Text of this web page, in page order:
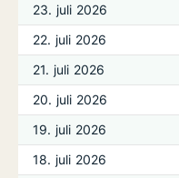
23. juli 2026
22. juli 2026
21. juli 2026
20. juli 2026
19. juli 2026
18. juli 2026